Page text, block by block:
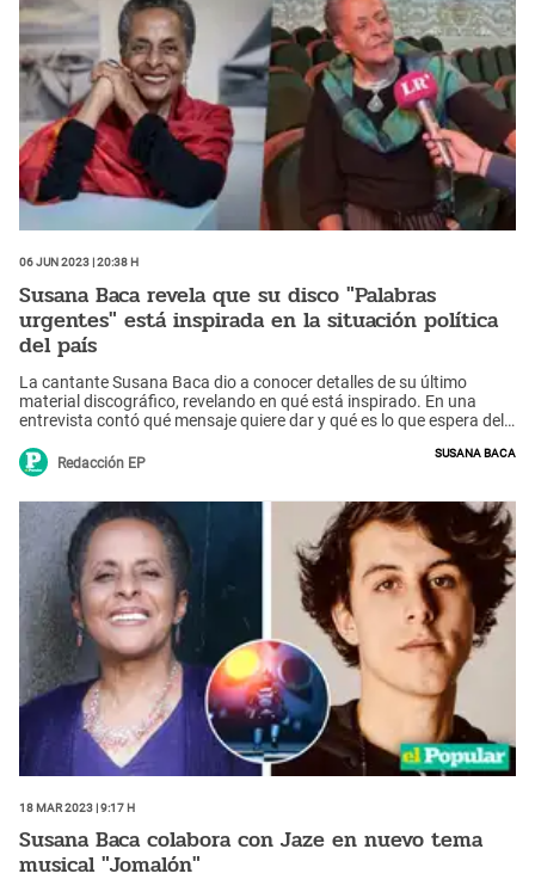
06 Jun 2023 | 20:38 h
Susana Baca revela que su disco "Palabras
urgentes" está inspirada en la situación política
del país
La cantante Susana Baca dio a conocer detalles de su último
material discográfico, revelando en qué está inspirado. En una
entrevista contó qué mensaje quiere dar y qué es lo que espera del
Redacción EP
Susana Baca
18 Mar 2023 | 9:17 h
Susana Baca colabora con Jaze en nuevo tema
musical "Jomalón"